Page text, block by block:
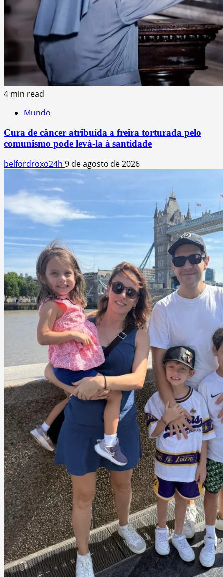
4 min read
Mundo
Cura de câncer atribuída a freira torturada pelo
comunismo pode levá-la à santidade
belfordroxo24h 9 de agosto de 2026